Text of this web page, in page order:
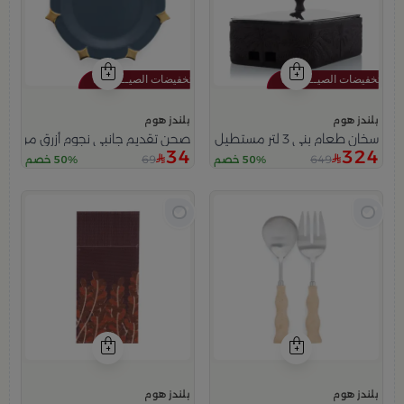
بلندز هوم
سخان طعام بني 3 لتر مستطيل بنقش النخلة من ملاذ
324
649 50% خصم
بلندز هوم
صحن تقديم جانبي نجوم أزرق من
34
69 50% خصم
بلندز هوم بلندز هوم